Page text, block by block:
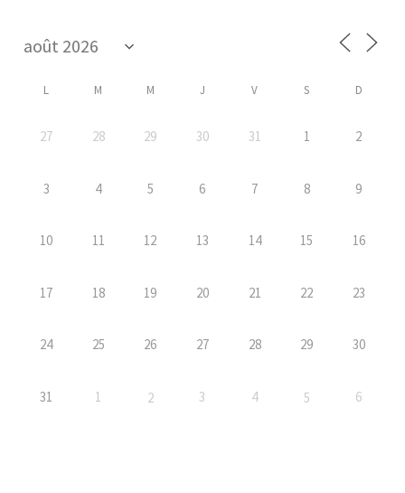
L M M J V S D
27 28 29 30 31 1 2
3 4 5 6 7 8 9
10 11 12 13 14 15 16
17 18 19 20 21 22 23
24 25 26 27 28 29 30
31 1 2 3 4 5 6